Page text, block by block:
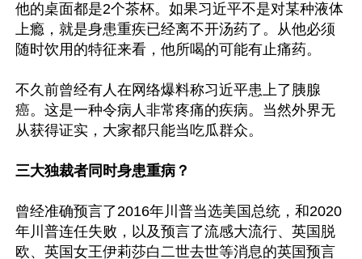
他的桌面都是2个茶杯。如果习近平不是对某种液体
上瘾，就是身患重疾已经离不开汤药了。从他必须
随时饮用的特征来看，他所喝的可能有止痛药。
不久前曾经有人在网络爆料称习近平患上了胰腺
癌。这是一种令病人非常疼痛的疾病。当然外界无
从获得证实，大家都只能当吃瓜群众。
三大独裁者同时身患重病？
曾经准确预言了2016年川普当选美国总统，和2020
年川普连任失败，以及预言了流感大流行、英国脱
欧、英国女王伊莉莎白二世去世等消息的英国预言